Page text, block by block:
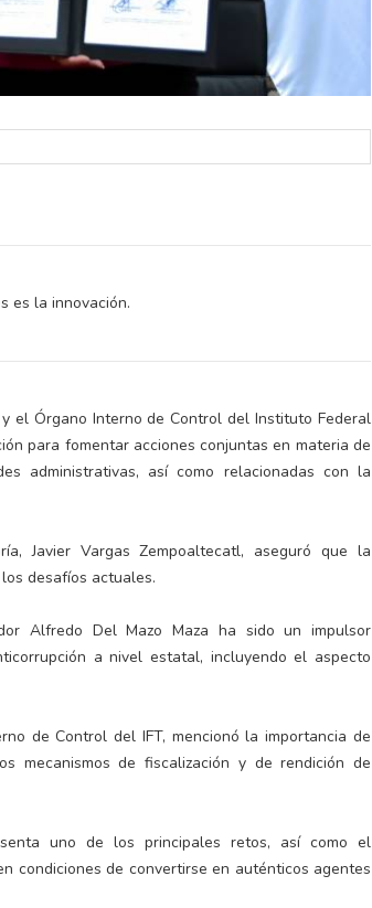
es la innovación.
el Órgano Interno de Control del Instituto Federal
para fomentar acciones conjuntas en materia de
administrativas, así como relacionadas con la
Javier Vargas Zempoaltecatl, aseguró que la
desafíos actuales.
Alfredo Del Mazo Maza ha sido un impulsor
a nivel estatal, incluyendo el aspecto
de Control del IFT, mencionó la importancia de
mecanismos de fiscalización y de rendición de
uno de los principales retos, así como el
condiciones de convertirse en auténticos agentes